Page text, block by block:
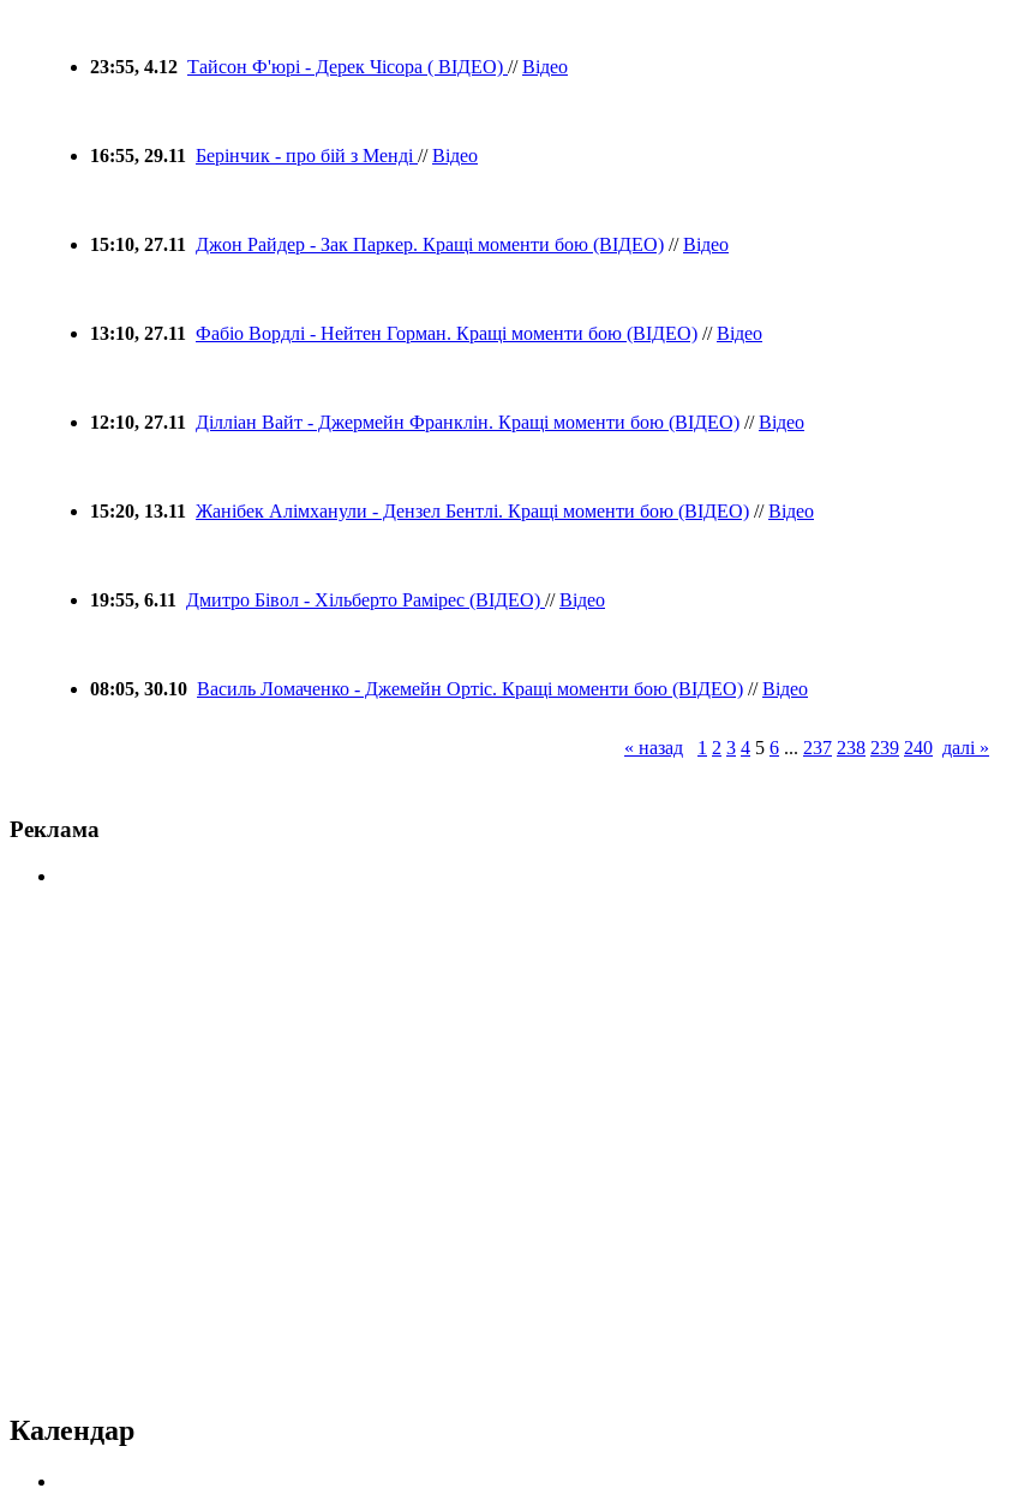
23:55, 4.12 Тайсон Ф'юрі - Дерек Чісора ( ВІДЕО) //Відео
16:55, 29.11 Берінчик - про бій з Менді //Відео
15:10, 27.11 Джон Райдер - Зак Паркер. Кращі моменти бою (ВІДЕО) //Відео
13:10, 27.11 Фабіо Вордлі - Нейтен Горман. Кращі моменти бою (ВІДЕО) //Відео
12:10, 27.11 Ділліан Вайт - Джермейн Франклін. Кращі моменти бою (ВІДЕО) //Відео
15:20, 13.11 Жанібек Алімханули - Дензел Бентлі. Кращі моменти бою (ВІДЕО) //Відео
19:55, 6.11 Дмитро Бівол - Хільберто Рамірес (ВІДЕО) //Відео
08:05, 30.10 Василь Ломаченко - Джемейн Ортіс. Кращі моменти бою (ВІДЕО) //Відео
« назад 1 2 3 4 5 6 ... 237 238 239 240 далі »
Реклама
Календар